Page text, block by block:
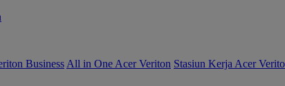
Business All in One Acer Veriton Stasiun Kerja Acer